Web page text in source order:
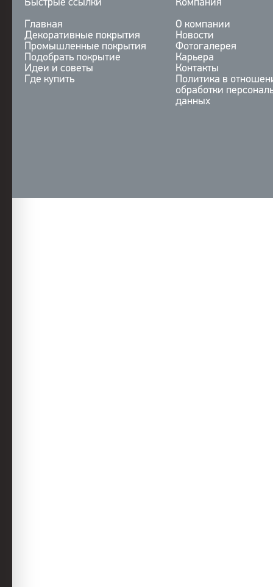
Быстрые ссылки
Главная
Декоративные покрытия
Промышленные покрытия
Подобрать покрытие
Идеи и советы
Где купить
Компания
О компании
Новости
Фотогалерея
Карьера
Контакты
Политика в
обработки
данных